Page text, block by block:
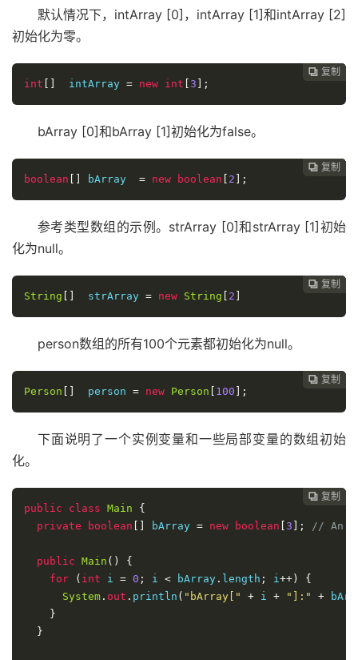
默认情况下，intArray [0]，intArray [1]和intArray [2]
初始化为零。
 复制
 复制
 复制
 复制
 复制
 复制
 复制
int
  intArray
= new int 3 ];
bArray [0]和bArray [1]初始化为false。
 复制
 复制
 复制
 复制
 复制
 复制
boolean
bArray = new boolean 2 ];
参考类型数组的示例。strArray [0]和strArray [1]初始
化为null。
 复制
 复制
 复制
 复制
 复制
String
  strArray
= new String 2
person数组的所有100个元素都初始化为null。
 复制
 复制
 复制
 复制
Person
  person
= new Person 100 ];
下面说明了一个实例变量和一些局部变量的数组初始
化。
 复制
 复制
 复制
public
class Main
{
private
boolean bArray = new boolean 3 ]; // An
public Main ()
{
for
( int i = 0 ; i < bArray . length ; i++)
{
System . out . println ( "bArray[" + i + "]:" +
}
}